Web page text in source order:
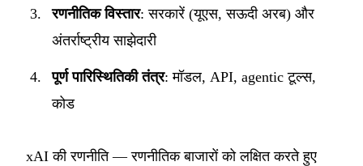
रणनीतिक विस्तार: सरकारें (यूएस, सऊदी अरब) और
अंतर्राष्ट्रीय साझेदारी
पूर्ण पारिस्थितिकी तंत्र: मॉडल, API, agentic टूल्स,
कोड
xAI की रणनीति — रणनीतिक बाजारों को लक्षित करते हुए